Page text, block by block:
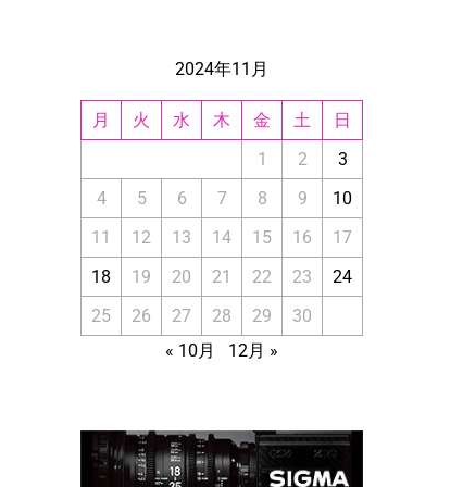
2024年11月
月 火 水 木 金 土
日
1
2
3
4
5 6 7 8 9
10
11
12 13 14 15 16
17
18
19 20 21 22 23
24
25
26 27 28 29
30
« 10月
12月 »